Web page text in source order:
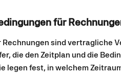
für
sind vertragliche
die den Zeitplan und die
legen fest, in welchem